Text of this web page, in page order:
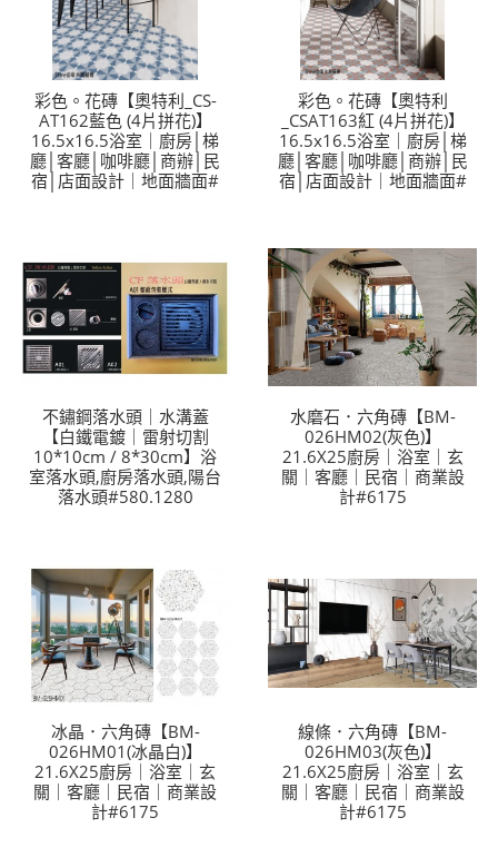
彩色。花磚【奧特利_CS-
AT162藍色 (4片拼花)】
16.5x16.5浴室｜廚房│梯
廳│客廳│咖啡廳│商辦│民
宿│店面設計｜地面牆面#
彩色。花磚【奧特利
_CSAT163紅 (4片拼花)】
16.5x16.5浴室｜廚房│梯
廳│客廳│咖啡廳│商辦│民
宿│店面設計｜地面牆面#
不鏽鋼落水頭｜水溝蓋
【白鐵電鍍｜雷射切割
10*10cm / 8*30cm】浴
室落水頭,廚房落水頭,陽台
落水頭#580.1280
水磨石．六角磚【BM-
026HM02(灰色)】
21.6X25廚房｜浴室｜玄
關｜客廳｜民宿｜商業設
計#6175
冰晶．六角磚【BM-
026HM01(冰晶白)】
21.6X25廚房｜浴室｜玄
關｜客廳｜民宿｜商業設
計#6175
線條．六角磚【BM-
026HM03(灰色)】
21.6X25廚房｜浴室｜玄
關｜客廳｜民宿｜商業設
計#6175